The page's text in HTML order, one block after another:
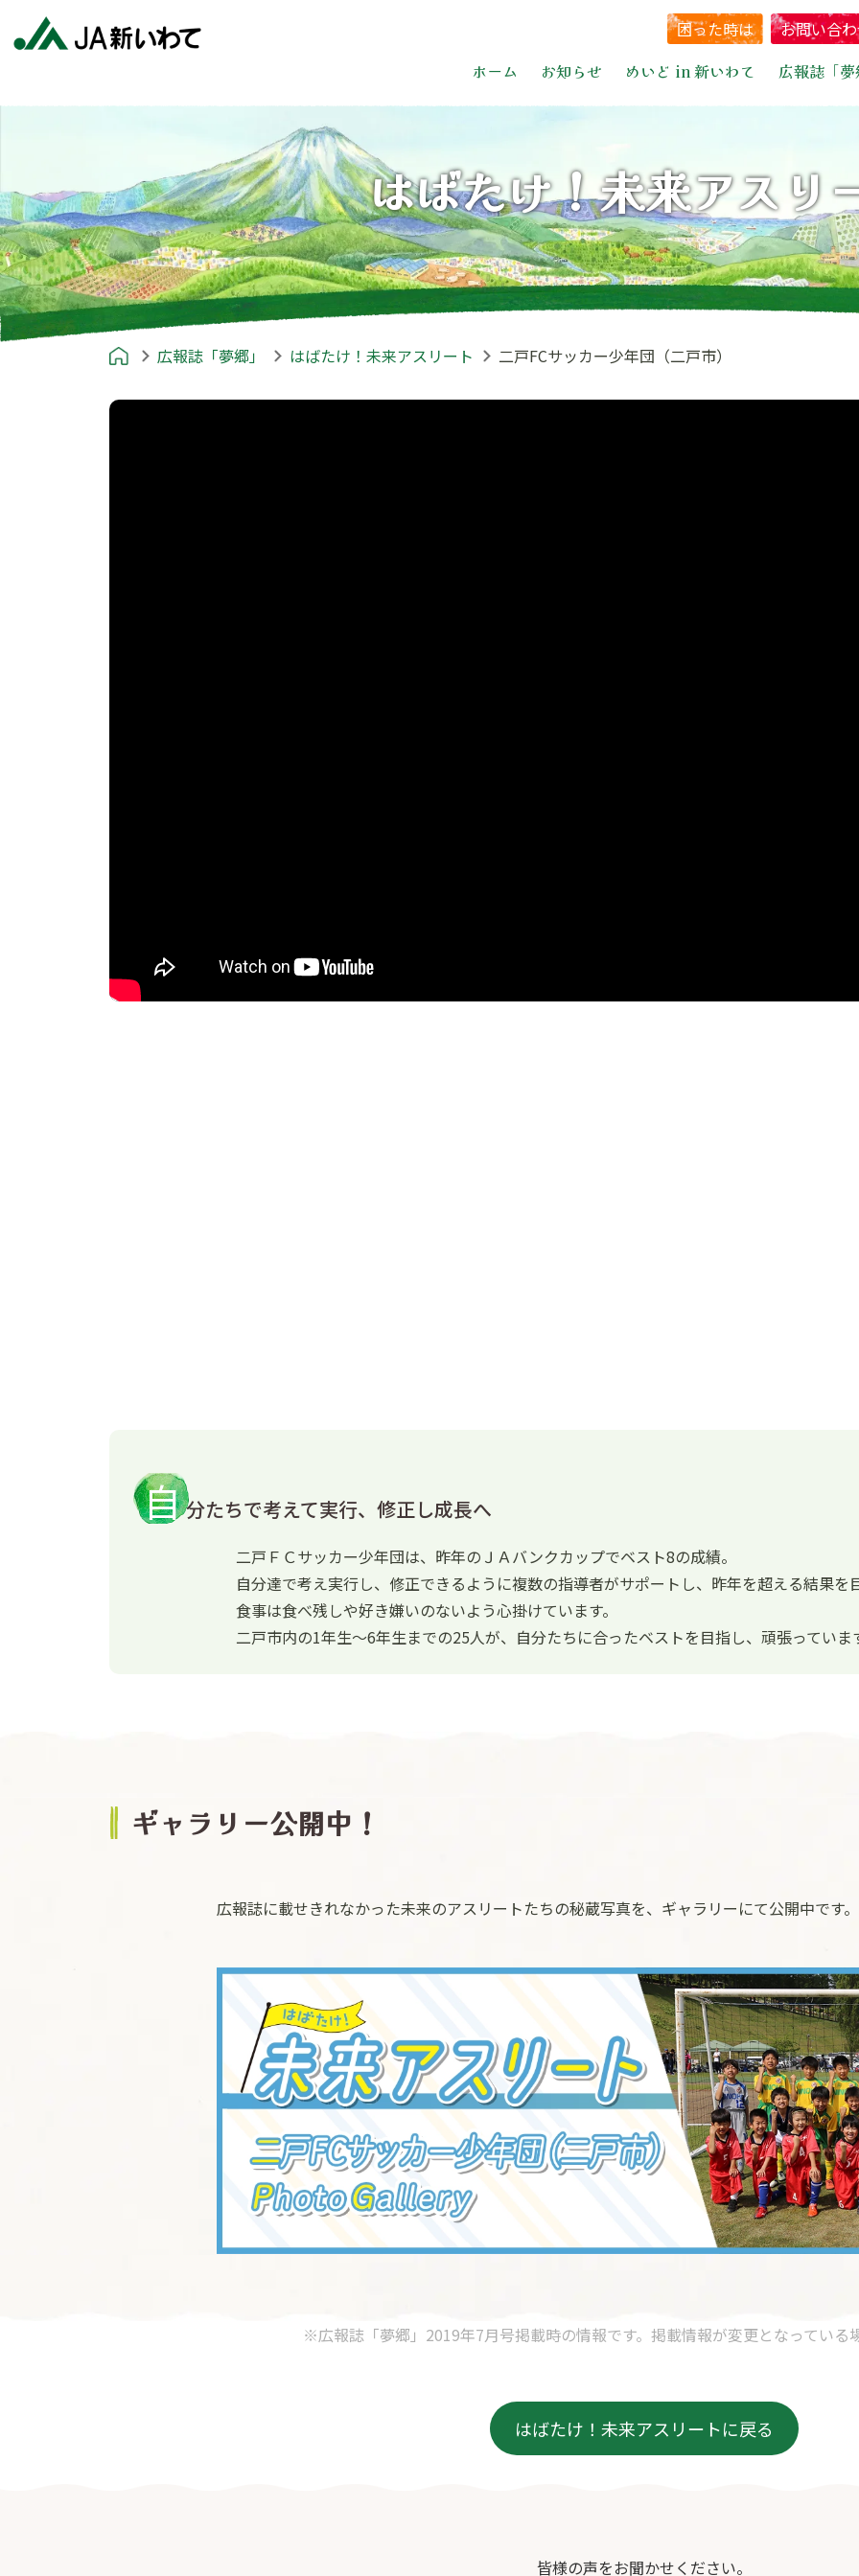
困った時は お問い合
ホーム
お知らせ めいど in 新いわて 広報誌「夢
はばたけ！未来アスリ
広報誌「夢郷」 はばたけ！未来アスリート 二戸FCサッカー少年団（二戸市）
自分たちで考えて実行、修正し成長へ
二戸ＦＣサッカー少年団は、昨年のＪＡバンクカップでベスト8の成績。
自分達で考え実行し、修正できるように複数の指導者がサポートし、昨年を超える結果を
食事は食べ残しや好き嫌いのないよう心掛けています。
二戸市内の1年生～6年生までの25人が、自分たちに合ったベストを目指し、頑張っていま
ギャラリー公開中！
広報誌に載せきれなかった未来のアスリートたちの秘蔵写真を、ギャラリーにて公開中です
※広報誌「夢郷」2019年7月号掲載時の情報です。掲載情報が変更となっている
はばたけ！未来アスリートに戻る
皆様の声をお聞かせください。